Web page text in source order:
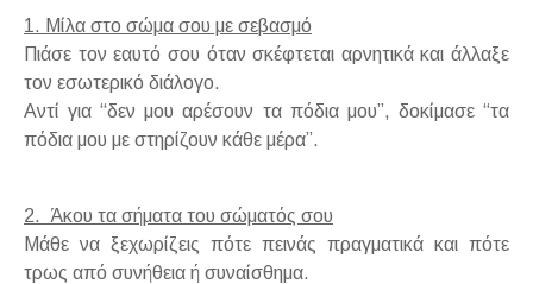
1. Μίλα στο σώμα σου με σεβασμό
Πιάσε τον εαυτό σου όταν σκέφτεται αρνητικά και άλλαξε
τον εσωτερικό διάλογο.
Αντί για “δεν μου αρέσουν τα πόδια μου”, δοκίμασε “τα
πόδια μου με στηρίζουν κάθε μέρα”.
2. Άκου τα σήματα του σώματός σου
Μάθε να ξεχωρίζεις πότε πεινάς πραγματικά και πότε
τρως από συνήθεια ή συναίσθημα.